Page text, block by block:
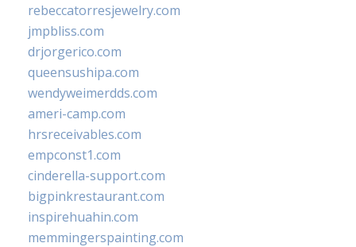
rebeccatorresjewelry.com
jmpbliss.com
drjorgerico.com
queensushipa.com
wendyweimerdds.com
ameri-camp.com
hrsreceivables.com
empconst1.com
cinderella-support.com
bigpinkrestaurant.com
inspirehuahin.com
memmingerspainting.com